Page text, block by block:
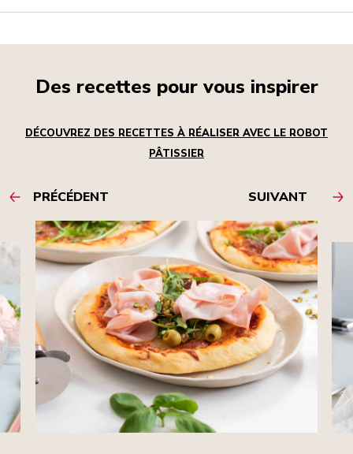
Des recettes pour vous inspirer
DÉCOUVREZ DES RECETTES À RÉALISER AVEC LE ROBOT
PÂTISSIER
PRÉCÉDENT SUIVANT